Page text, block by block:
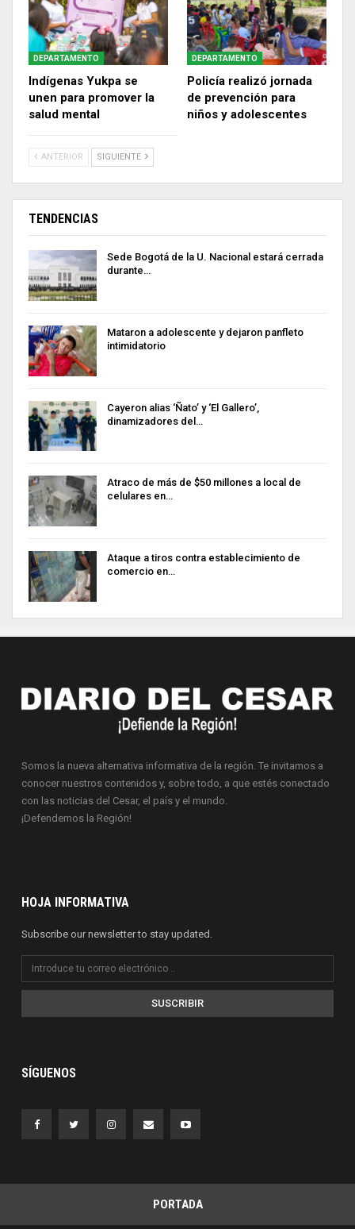
DEPARTAMENTO
Indígenas Yukpa se
unen para promover la
salud mental
DEPARTAMENTO
Policía realizó jornada
de prevención para
niños y adolescentes
ANTERIOR SIGUIENTE
TENDENCIAS
Sede Bogotá de la U. Nacional estará cerrada
durante…
Mataron a adolescente y dejaron panfleto
intimidatorio
Cayeron alias ‘Ñato’ y ‘El Gallero’,
dinamizadores del…
Atraco de más de $50 millones a local de
celulares en…
Ataque a tiros contra establecimiento de
comercio en…
Somos la nueva alternativa informativa de la región. Te invitamos a
conocer nuestros contenidos y, sobre todo, a que estés conectado
con las noticias del Cesar, el país y el mundo.
¡Defendemos la Región!
HOJA INFORMATIVA
Subscribe our newsletter to stay updated.
SUSCRIBIR
SÍGUENOS
PORTADA